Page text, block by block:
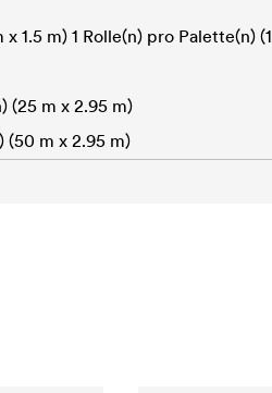
x 1.5 m) 1 Rolle(n) pro Palette(n) (1
(25 m x 2.95 m)
(50 m x 2.95 m)